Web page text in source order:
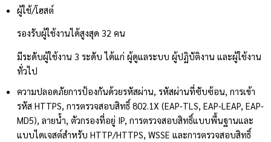
ผู้ใช้/โฮสต์
รองรับผู้ใช้งานได้สูงสุด 32 คน
มีระดับผู้ใช้งาน 3 ระดับ ได้แก่ ผู้ดูแลระบบ ผู้ปฏิบัติงาน และผู้ใช้งาน
ทั่วไป
ความปลอดภัยการป้องกันด้วยรหัสผ่าน, รหัสผ่านที่ซับซ้อน, การเข้า
รหัส HTTPS, การตรวจสอบสิทธิ์ 802.1X (EAP-TLS, EAP-LEAP, EAP-
MD5), ลายน้ำ, ตัวกรองที่อยู่ IP, การตรวจสอบสิทธิ์แบบพื้นฐานและ
แบบไดเจสต์สำหรับ HTTP/HTTPS, WSSE และการตรวจสอบสิทธิ์